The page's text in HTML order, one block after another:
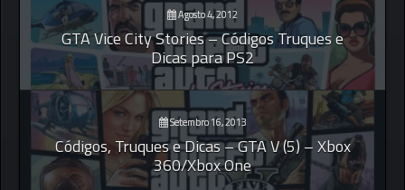
Agosto 4, 2012
GTA Vice City Stories – Códigos Truques e
Dicas para PS2
Setembro 16, 2013
Códigos, Truques e Dicas – GTA V (5) – Xbox
360/Xbox One